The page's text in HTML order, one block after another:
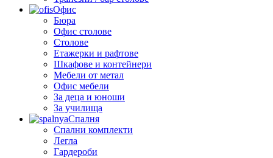
Офис
Бюра
Офис столове
Столове
Етажерки и рафтове
Шкафове и контейнери
Мебели от метал
Офис мебели
За деца и юноши
За училища
Спалня
Спални комплекти
Легла
Гардероби